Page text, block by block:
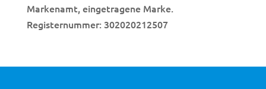
Markenamt, eingetragene Marke.
Registernummer: 302020212507